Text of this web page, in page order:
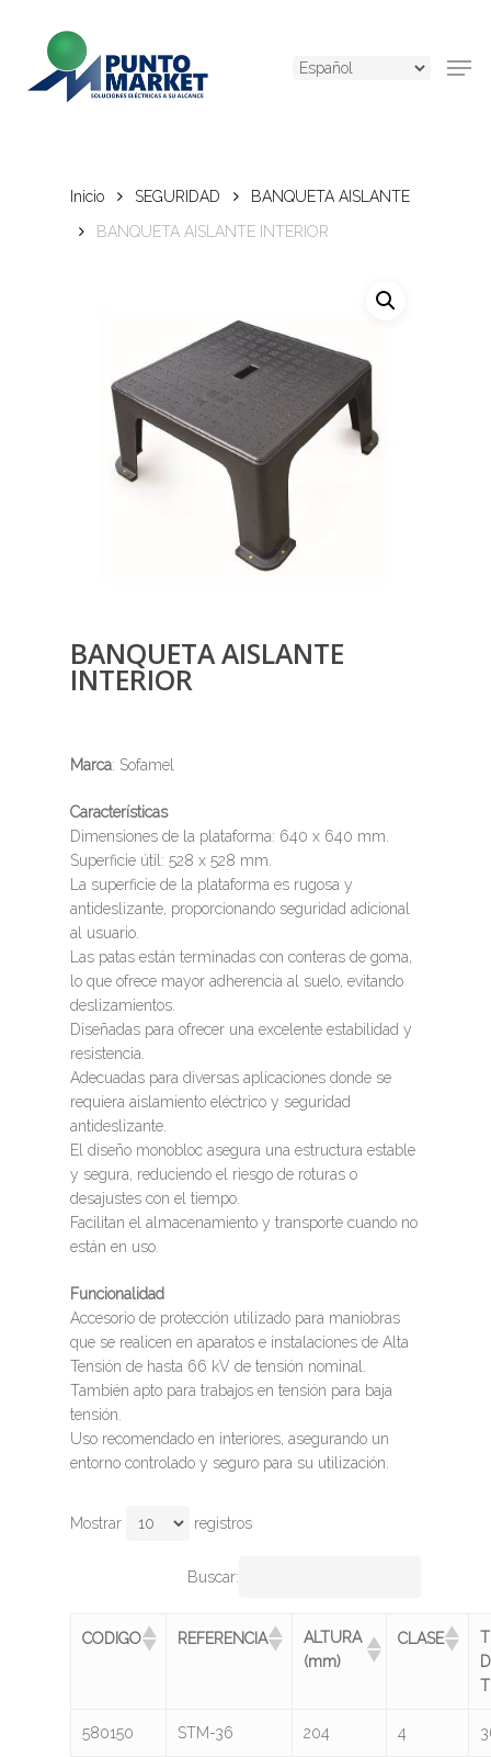
content
Inicio SEGURIDAD
BANQUETA AISLANTE
BANQUETA AISLANTE INTERIOR
BANQUETA AISLANTE
INTERIOR
Marca: Sofamel
Características
Dimensiones de la plataforma: 640 x 640 mm.
Superficie útil: 528 x 528 mm.
La superficie de la plataforma es rugosa y
antideslizante, proporcionando seguridad adicional
al usuario.
Las patas están terminadas con conteras de goma,
lo que ofrece mayor adherencia al suelo, evitando
deslizamientos.
Diseñadas para ofrecer una excelente estabilidad y
resistencia.
Adecuadas para diversas aplicaciones donde se
requiera aislamiento eléctrico y seguridad
antideslizante.
El diseño monobloc asegura una estructura estable
y segura, reduciendo el riesgo de roturas o
desajustes con el tiempo.
Facilitan el almacenamiento y transporte cuando no
están en uso.
Funcionalidad
Accesorio de protección utilizado para maniobras
que se realicen en aparatos e instalaciones de Alta
Tensión de hasta 66 kV de tensión nominal.
También apto para trabajos en tensión para baja
tensión.
Uso recomendado en interiores, asegurando un
entorno controlado y seguro para su utilización.
Mostrar registros
Buscar:
CODIGO REFERENCIA
ALTURA
(mm)
CLASE
580150 STM-36 204 4